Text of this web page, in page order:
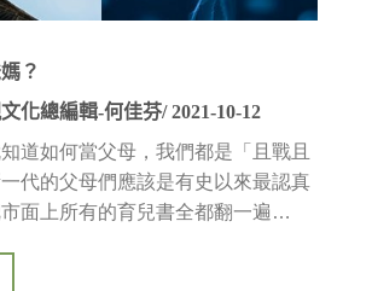
？
化總編輯-何佳芬/ 2021-10-12
道如何當父母，我們都是「且戰且
代的父母們應該是有史以來最認真
面上所有的育兒書全都翻一遍…